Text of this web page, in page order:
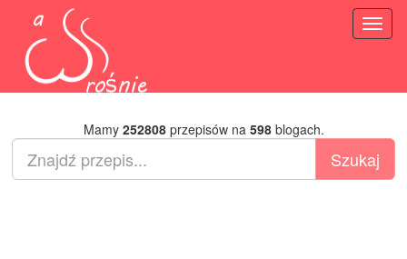
Mamy 252808przepisów na 598blogach.